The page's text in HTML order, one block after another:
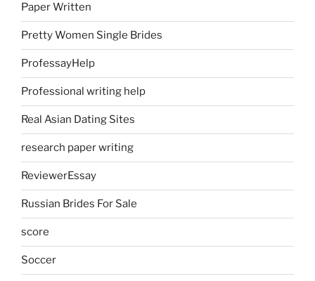
Paper Written
Pretty Women Single Brides
ProfessayHelp
Professional writing help
Real Asian Dating Sites
research paper writing
ReviewerEssay
Russian Brides For Sale
score
Soccer